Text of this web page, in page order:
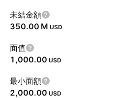
未結金額
‪350.00 M‬ USD
面值
1,000.00 USD
最小面額
2,000.00 USD